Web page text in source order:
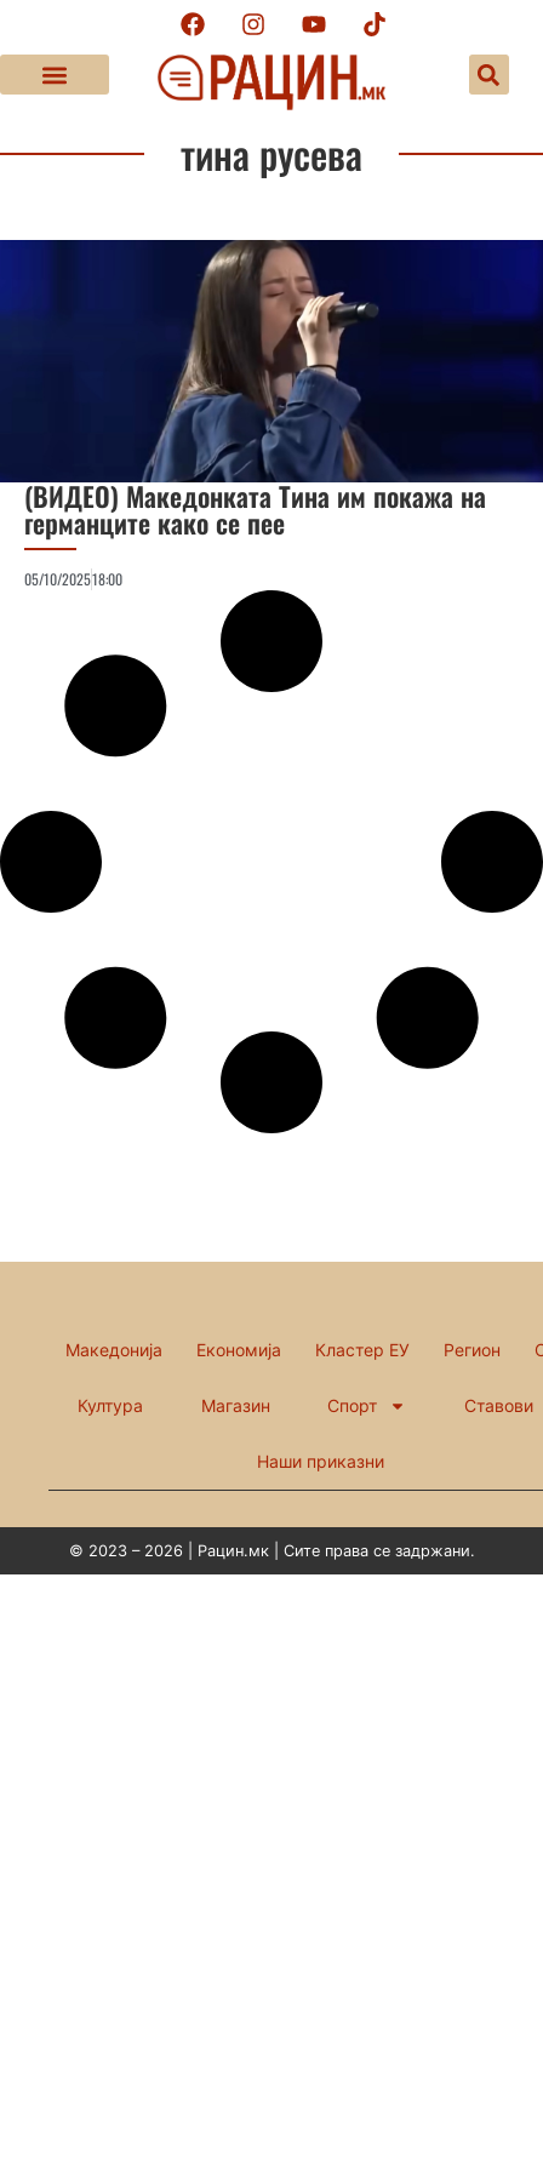
тина русева
(ВИДЕО) Македонката Тина им покажа на
германците како се пее
05/10/202518:00
Македонија Економија Кластер ЕУ Регион
Култура Магазин Спорт Ставови
Наши приказни
© 2023 – 2026 | Рацин.мк | Сите права се задржани.